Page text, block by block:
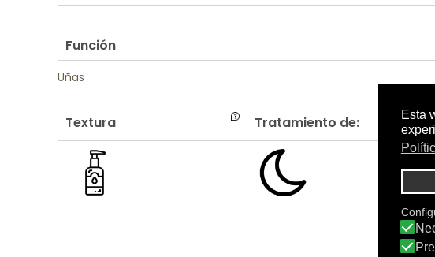
Función
Uñas
Textura Tratamiento de: